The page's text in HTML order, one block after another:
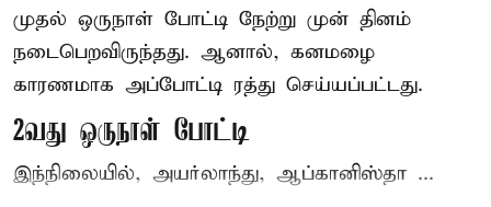
முதல் ஒருநாள் போட்டி நேற்று முன் தினம்
நடைபெறவிருந்தது. ஆனால், கனமழை
காரணமாக அப்போட்டி ரத்து செய்யப்பட்டது.
2வது ஒருநாள் போட்டி
இந்நிலையில், அயர்லாந்து, ஆப்கானிஸ்தா ...